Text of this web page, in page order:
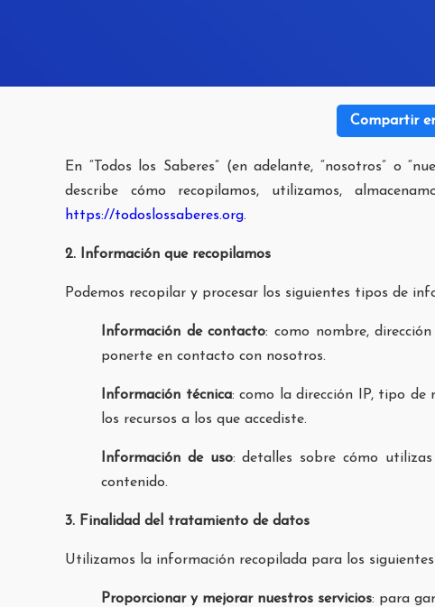
Compartir
En “Todos los Saberes” (en adelante, “nosotros” o
describe cómo recopilamos, utilizamos,
https://todoslossaberes.org.
2. Información que recopilamos
Podemos recopilar y procesar los siguientes tipos de
Información de contacto: como nombre,
ponerte en contacto con nosotros.
Información técnica: como la dirección IP, tipo de
los recursos a los que accediste.
Información de uso: detalles sobre cómo
contenido.
3. Finalidad del tratamiento de datos
Utilizamos la información recopilada para los siguientes
Proporcionar y mejorar nuestros servicios: para